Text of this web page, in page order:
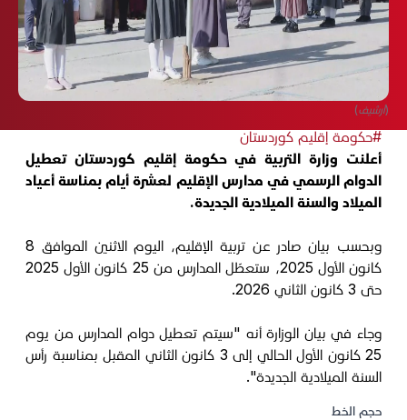
(أرشيف)
#حكومة إقليم كوردستان
أعلنت وزارة التربية في حكومة إقليم كوردستان تعطيل
الدوام الرسمي في مدارس الإقليم لعشرة أيام بمناسة أعياد
الميلاد والسنة الميلادية الجديدة.
وبحسب بيان صادر عن تربية الإقليم، اليوم الاثنين الموافق 8
كانون الأول 2025، ستعطّل المدارس من 25 كانون الأول 2025
حتى 3 كانون الثاني 2026.
وجاء في بيان الوزارة أنه "سيتم تعطيل دوام المدارس من يوم
25 كانون الأول الحالي إلى 3 كانون الثاني المقبل بمناسبة رأس
السنة الميلادية الجديدة".
حجم الخط